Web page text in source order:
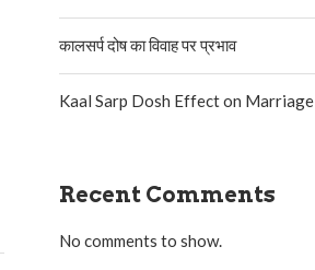
कालसर्प दोष का विवाह पर प्रभाव
Kaal Sarp Dosh Effect on Marriage
Recent Comments
No comments to show.